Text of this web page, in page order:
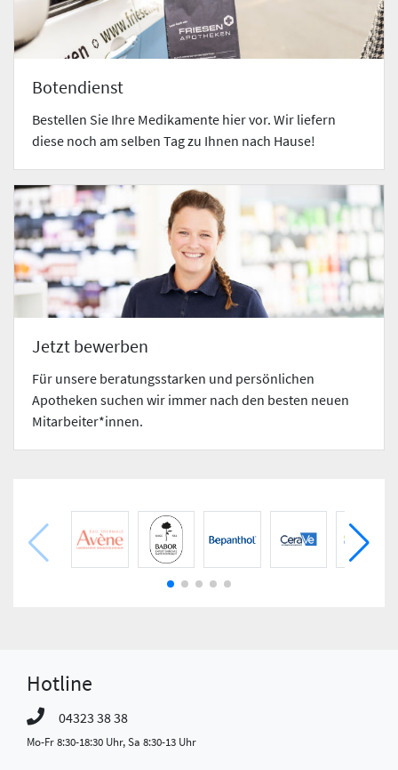
Botendienst
Bestellen Sie Ihre Medikamente hier vor. Wir liefern
diese noch am selben Tag zu Ihnen nach Hause!
Jetzt bewerben
Für unsere beratungsstarken und persönlichen
Apotheken suchen wir immer nach den besten neuen
Mitarbeiter*innen.
Hotline
04323 38 38
Mo-Fr 8:30-18:30 Uhr, Sa 8:30-13 Uhr